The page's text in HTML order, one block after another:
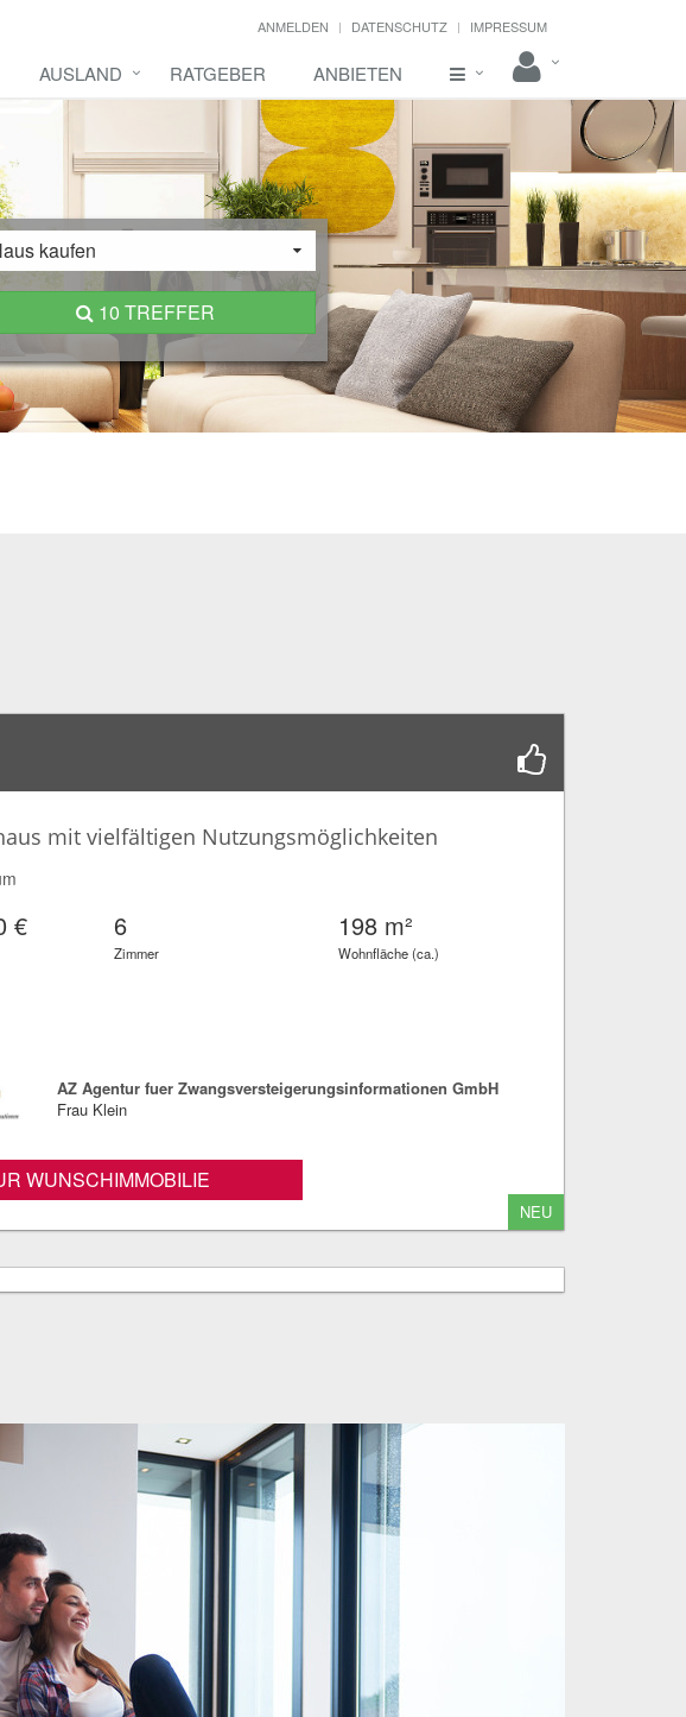
ANMELDEN DATENSCHUTZ IMPRESSUM
AUSLAND RATGEBER ANBIETEN
kaufen
10 TREFFER
mit vielfältigen Nutzungsmöglichkeiten
€ 6
Zimmer
198 m²
Wohnfläche (ca.)
AZ Agentur fuer Zwangsversteigerungsinformationen GmbH
Frau Klein
WUNSCHIMMOBILIE
NEU